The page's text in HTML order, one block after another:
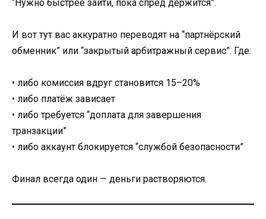
“Нужно быстрее зайти, пока спред держится”.
И вот тут вас аккуратно переводят на “партнёрский
обменник” или “закрытый арбитражный сервис”. Где:
• либо комиссия вдруг становится 15–20%
• либо платёж зависает
• либо требуется “доплата для завершения
транзакции”
• либо аккаунт блокируется “службой безопасности”
Финал всегда один — деньги растворяются.